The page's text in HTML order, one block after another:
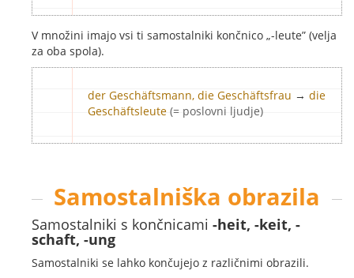
V množini imajo vsi ti samostalniki končnico „-leute” (velja
za oba spola).
der Geschäftsmann, die Geschäftsfrau → die
Geschäftsleute (= poslovni ljudje)
Samostalniška obrazila
Samostalniki s končnicami -heit, -keit, -
schaft, -ung
Samostalniki se lahko končujejo z različnimi obrazili.